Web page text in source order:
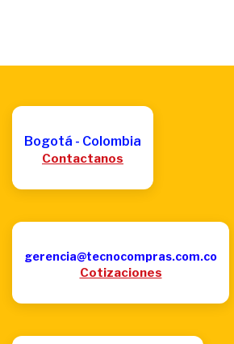
Bogotá - Colombia
Contactanos
gerencia@tecnocompras.com.co
Cotizaciones